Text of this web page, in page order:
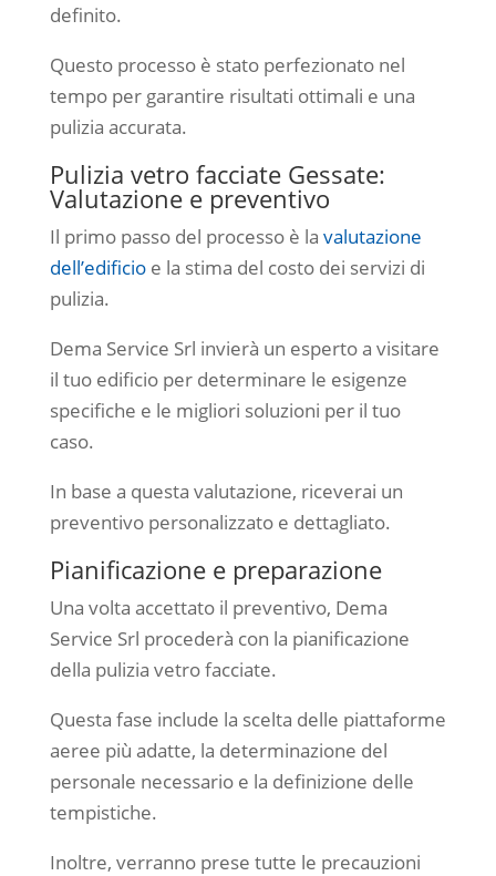
definito.
Questo processo è stato perfezionato nel
tempo per garantire risultati ottimali e una
pulizia accurata.
Pulizia vetro facciate Gessate:
Valutazione e preventivo
Il primo passo del processo è la valutazione
dell’edificioe la stima del costo dei servizi di
pulizia.
Dema Service Srl invierà un esperto a visitare
il tuo edificio per determinare le esigenze
specifiche e le migliori soluzioni per il tuo
caso.
In base a questa valutazione, riceverai un
preventivo personalizzato e dettagliato.
Pianificazione e preparazione
Una volta accettato il preventivo, Dema
Service Srl procederà con la pianificazione
della pulizia vetro facciate.
Questa fase include la scelta delle piattaforme
aeree più adatte, la determinazione del
personale necessario e la definizione delle
tempistiche.
Inoltre, verranno prese tutte le precauzioni